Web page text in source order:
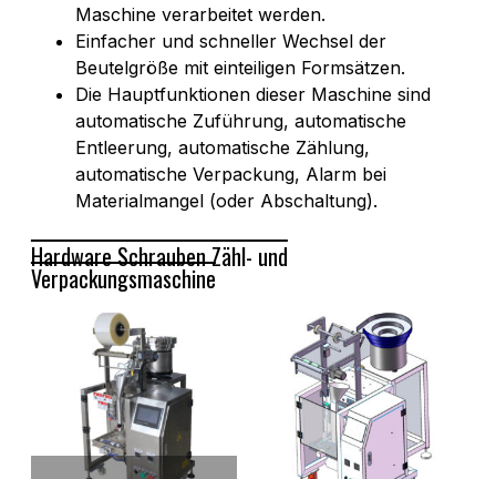
Maschine verarbeitet werden.
Einfacher und schneller Wechsel der
Beutelgröße mit einteiligen Formsätzen.
Die Hauptfunktionen dieser Maschine sind
automatische Zuführung, automatische
Entleerung, automatische Zählung,
automatische Verpackung, Alarm bei
Materialmangel (oder Abschaltung).
Hardware Schrauben Zähl- und
Verpackungsmaschine